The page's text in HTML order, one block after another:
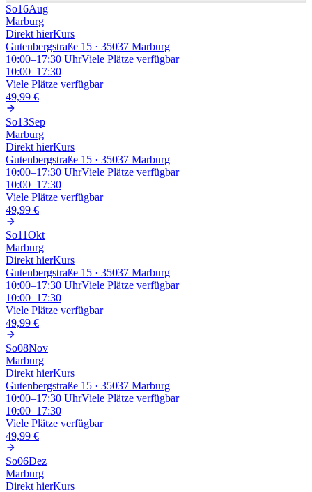
So16Aug
Marburg
Direkt hierKurs
Gutenbergstraße 15 · 35037 Marburg
10:00–17:30 UhrViele Plätze verfügbar
10:00–17:30
Viele Plätze verfügbar
49,99 €
So13Sep
Marburg
Direkt hierKurs
Gutenbergstraße 15 · 35037 Marburg
10:00–17:30 UhrViele Plätze verfügbar
10:00–17:30
Viele Plätze verfügbar
49,99 €
So11Okt
Marburg
Direkt hierKurs
Gutenbergstraße 15 · 35037 Marburg
10:00–17:30 UhrViele Plätze verfügbar
10:00–17:30
Viele Plätze verfügbar
49,99 €
So08Nov
Marburg
Direkt hierKurs
Gutenbergstraße 15 · 35037 Marburg
10:00–17:30 UhrViele Plätze verfügbar
10:00–17:30
Viele Plätze verfügbar
49,99 €
So06Dez
Marburg
Direkt hierKurs